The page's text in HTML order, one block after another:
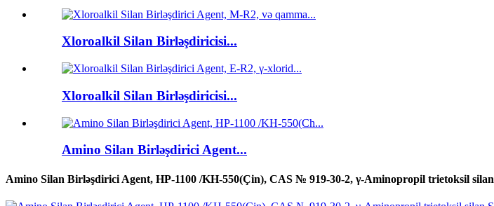
Xloroalkil Silan Birləşdiricisi...
Xloroalkil Silan Birləşdiricisi...
Amino Silan Birləşdirici Agent...
Amino Silan Birləşdirici Agent, HP-1100 /KH-550(Çin), CAS № 919-30-2, γ-Aminopropil trietoksil silan